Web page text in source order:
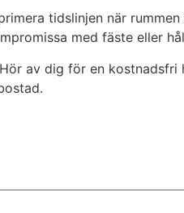
tidslinjen när
med fäste eller
av dig för en